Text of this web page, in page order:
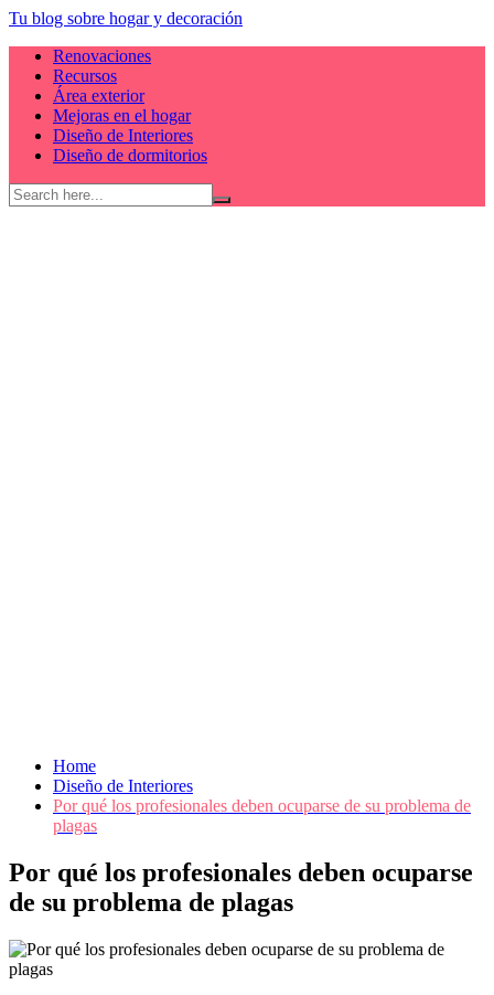
Skip
content
Tu blog sobre hogar y decoración
Renovaciones
Recursos
Área exterior
Mejoras en el hogar
Diseño de Interiores
Diseño de dormitorios
Home
Diseño de Interiores
Por qué los profesionales deben ocuparse de su problema de
plagas
Por qué los profesionales deben ocuparse
de su problema de plagas